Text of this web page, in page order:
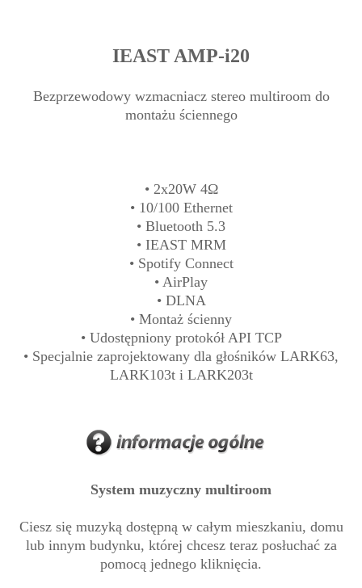
IEAST AMP-i20
Bezprzewodowy wzmacniacz stereo multiroom do
montażu ściennego
• 2x20W 4Ω
• 10/100 Ethernet
• Bluetooth 5.3
• IEAST MRM
• Spotify Connect
• AirPlay
• DLNA
• Montaż ścienny
• Udostępniony protokół API TCP
• Specjalnie zaprojektowany dla głośników LARK63,
LARK103t i LARK203t
System muzyczny multiroom
Ciesz się muzyką dostępną w całym mieszkaniu, domu
lub innym budynku, której chcesz teraz posłuchać za
pomocą jednego kliknięcia.